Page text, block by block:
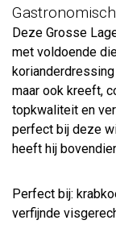
Deze Grosse
met voldoende
maar ook kreeft,
topkwaliteit en
perfect bij deze
heeft hij
Perfect bij:
verfijnde